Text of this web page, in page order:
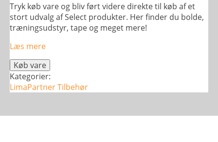
Tryk køb vare og bliv ført videre direkte til køb af et
stort udvalg af Select produkter. Her finder du bolde,
træningsudstyr, tape og meget mere!
Læs mere
Køb vare
Kategorier:
LimaPartnerTilbehør